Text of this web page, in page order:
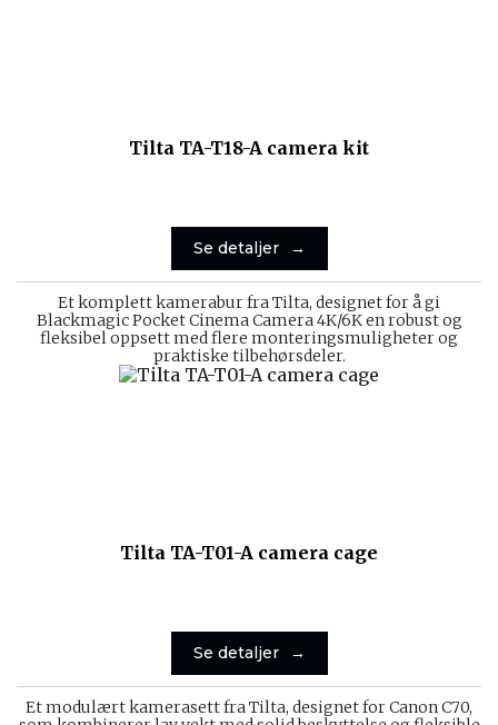
Tilta TA-T18-A camera kit
Se detaljer
Tilta TA-T01-A camera cage
Et komplett kamerabur fra Tilta, designet for å gi
Blackmagic Pocket Cinema Camera 4K/6K en robust og
fleksibel oppsett med flere monteringsmuligheter og
praktiske tilbehørsdeler.
Se detaljer
Et modulært kamerasett fra Tilta, designet for Canon C70,